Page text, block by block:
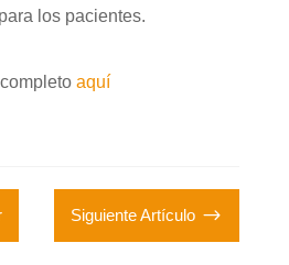
los pacientes.
aquí
Siguiente Artículo $